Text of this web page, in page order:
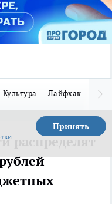
Культура Лайфхак
Принять
распределят